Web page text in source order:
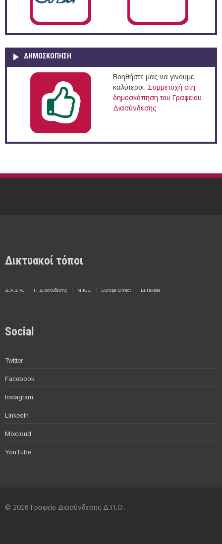
ΔΗΜΟΣΚΌΠΗΣΗ
Βοηθήστε μας να γίνουμε
καλύτεροι. Συμμετοχή στη
δημοσκόπηση του Γραφείου
Διασύνδεσης
Δικτυακοί τόποι
Δ.Α.ΣΤΑ. Γ. Διασύνδεσης Μ.Κ.Ε. Europe Direct Euraxess
Social
Twitter
Facebook
Instagram
LinkedIn
Mixcloud
YouTube
© 2016 Γραφείο Διασύνδεσης Δ.Π.Θ.